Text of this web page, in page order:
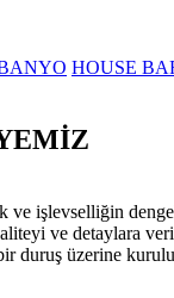
HOUSE
ve işlevselliğin
ve detaylara
duruş üzerine